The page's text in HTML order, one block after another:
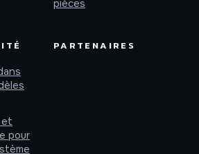
pièces
et
pour
PARTENAIRES